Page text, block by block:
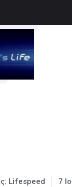
ΣΥΡΙΖΑ-ΠΣ εί
Lifespeed 7